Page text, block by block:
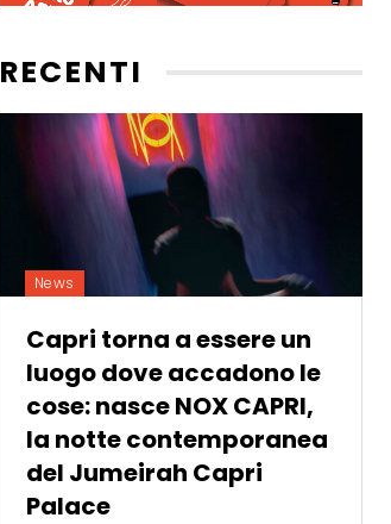
RECENTI
News
Capri torna a essere un
luogo dove accadono le
cose: nasce NOX CAPRI,
la notte contemporanea
del Jumeirah Capri
Palace